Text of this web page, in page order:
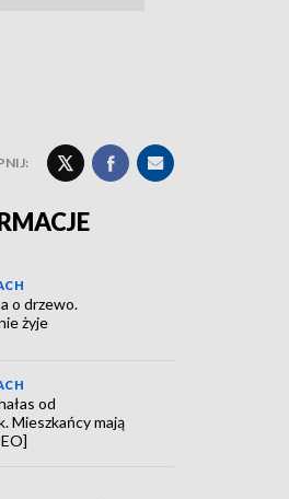
o drzewo.
żyje
od
Mieszkańcy mają